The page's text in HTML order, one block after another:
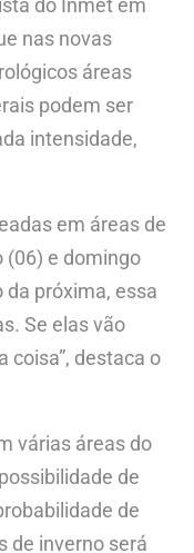
do Inmet em
nas novas
áreas
podem ser
intensidade,
em áreas de
(06) e domingo
da próxima, essa
Se elas vão
coisa”, destaca o
várias áreas do
de
de
de inverno será